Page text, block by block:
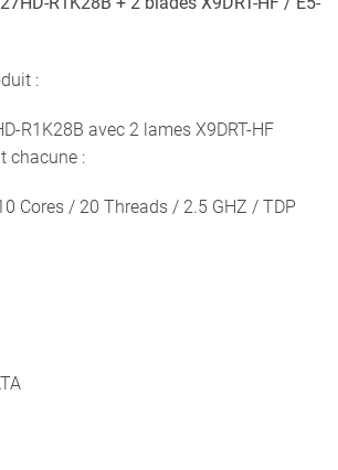
:
R1K28B avec 2 lames X9DRT-HF
chacune :
Cores / 20 Threads / 2.5 GHZ / TDP